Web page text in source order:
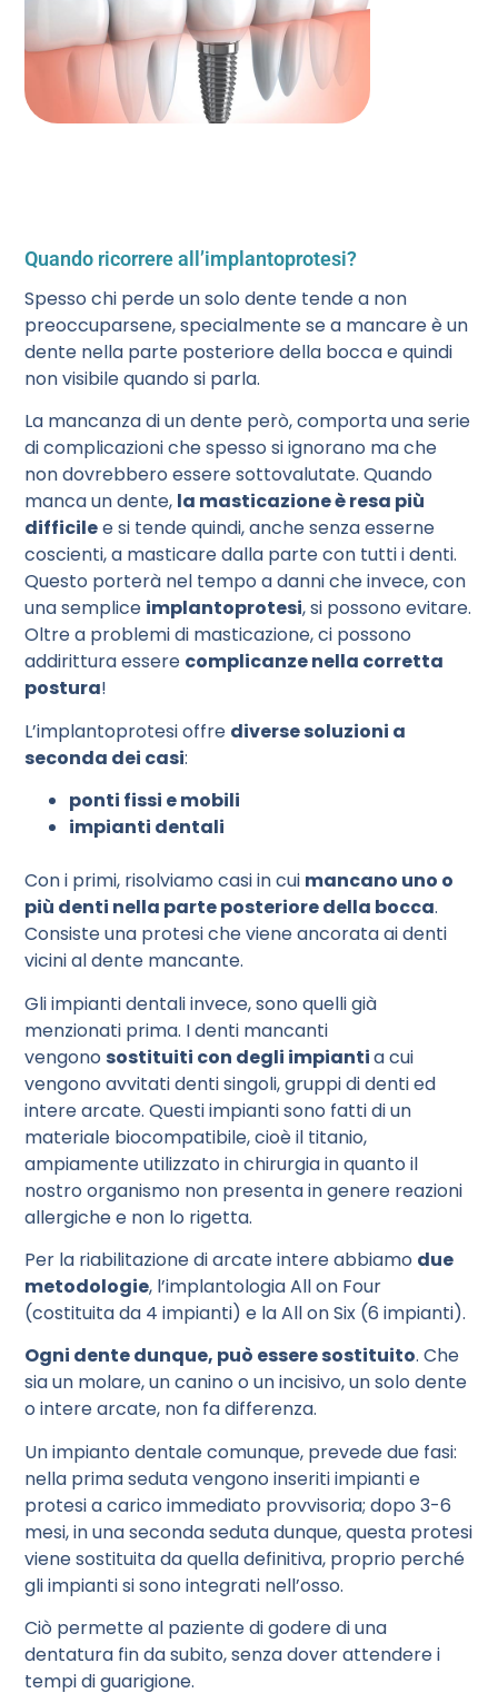
Quando ricorrere all’implantoprotesi?
Spesso chi perde un solo dente tende a non
preoccuparsene, specialmente se a mancare è un
dente nella parte posteriore della bocca e quindi
non visibile quando si parla.
La mancanza di un dente però, comporta una serie
di complicazioni che spesso si ignorano ma che
non dovrebbero essere sottovalutate. Quando
manca un dente, la masticazione è resa più
difficilee si tende quindi, anche senza esserne
coscienti, a masticare dalla parte con tutti i denti.
Questo porterà nel tempo a danni che invece, con
una semplice implantoprotesi, si possono evitare.
Oltre a problemi di masticazione, ci possono
addirittura essere complicanze nella corretta
postura!
L’implantoprotesi offre diverse soluzioni a
seconda dei casi:
ponti fissi e mobili
impianti dentali
Con i primi, risolviamo casi in cui mancano uno o
più denti nella parte posteriore della bocca.
Consiste una protesi che viene ancorata ai denti
vicini al dente mancante.
Gli impianti dentali invece, sono quelli già
menzionati prima. I denti mancanti
vengonosostituiti con degli impiantia cui
vengono avvitati denti singoli, gruppi di denti ed
intere arcate. Questi impianti sono fatti di un
materiale biocompatibile, cioè il titanio,
ampiamente utilizzato in chirurgia in quanto il
nostro organismo non presenta in genere reazioni
allergiche e non lo rigetta.
Per la riabilitazione di arcate intere abbiamo due
metodologie, l’implantologia All on Four
(costituita da 4 impianti) e la All on Six (6 impianti).
Ogni dente dunque, può essere sostituito. Che
sia un molare, un canino o un incisivo, un solo dente
o intere arcate, non fa differenza.
Un impianto dentale comunque, prevede due fasi:
nella prima seduta vengono inseriti impianti e
protesi a carico immediato provvisoria; dopo 3-6
mesi, in una seconda seduta dunque, questa protesi
viene sostituita da quella definitiva, proprio perché
gli impianti si sono integrati nell’osso.
Ciò permette al paziente di godere di una
dentatura fin da subito, senza dover attendere i
tempi di guarigione.